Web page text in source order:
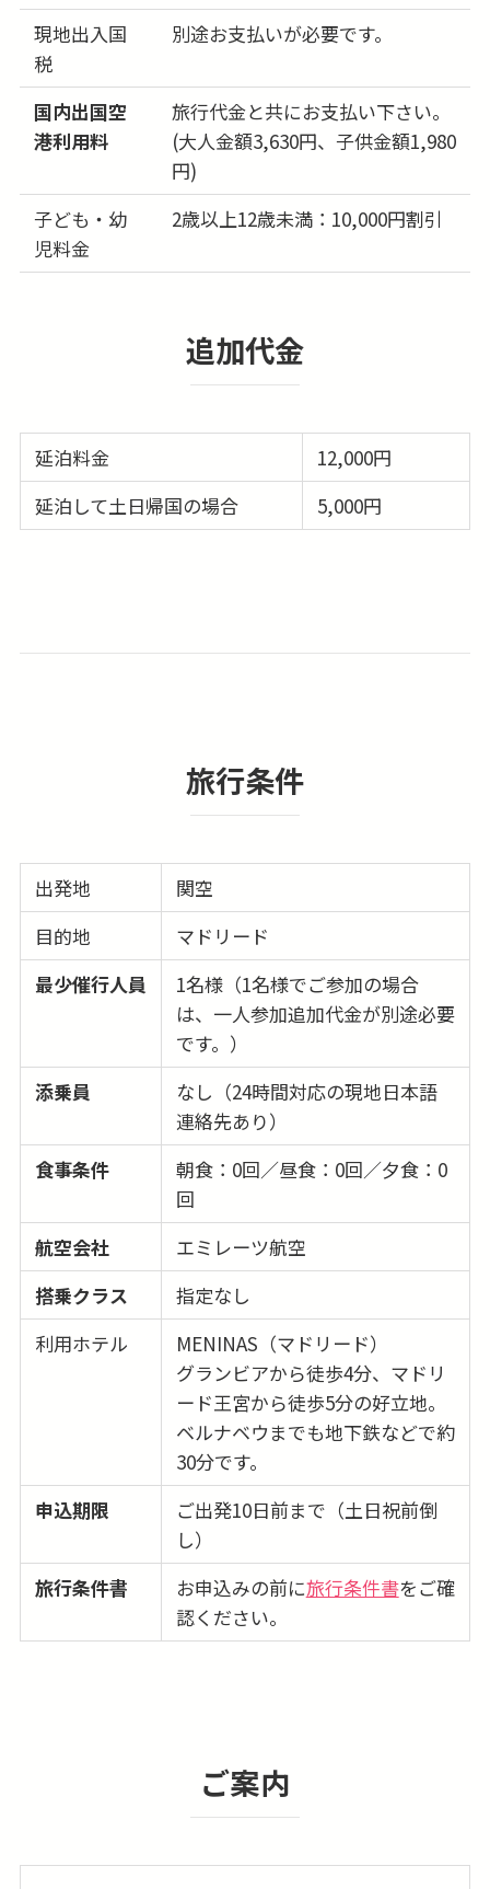
現地出入国
税
別途お支払いが必要です。
国内出国空
港利用料
旅行代金と共にお支払い下さい。
(大人金額3,630円、子供金額1,980
円)
子ども・幼
児料金
2歳以上12歳未満：10,000円割引
追加代金
延泊料金
12,000円
延泊して土日帰国の場合
5,000円
旅行条件
出発地
関空
目的地
マドリード
最少催行人員
1名様（1名様でご参加の場合
は、一人参加追加代金が別途必要
です。）
添乗員
なし（24時間対応の現地日本語
連絡先あり）
食事条件
朝食：0回／昼食：0回／夕食：0
回
航空会社
エミレーツ航空
搭乗クラス
指定なし
利用ホテル
MENINAS（マドリード）
グランビアから徒歩4分、マドリ
ード王宮から徒歩5分の好立地。
ベルナベウまでも地下鉄などで約
30分です。
申込期限
ご出発10日前まで（土日祝前倒
し）
旅行条件書
お申込みの前に旅行条件書をご確
認ください。
ご案内